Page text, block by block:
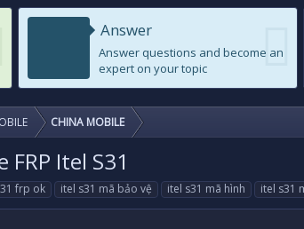
Answer
Answer questions and become an
expert on your topic
CHINA MOBILE
Itel S31
frp ok itel s31 mã bảo vệ itel s31 mã hình itel s31